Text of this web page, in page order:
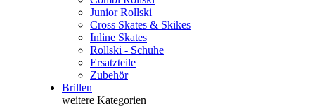
Junior Rollski
Cross Skates & Skikes
Inline Skates
Rollski - Schuhe
Ersatzteile
Zubehör
Brillen
weitere Kategorien